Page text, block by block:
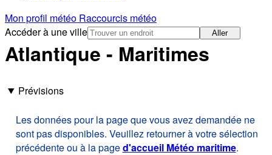
Mon profil météo Raccourcis météo
Accéder à une ville
Aller
Atlantique - Maritimes
Prévisions
Les données pour la page que vous avez demandée ne
sont pas disponibles. Veuillez retourner à votre sélection
précédente ou à la paged'accueil Météo maritime.